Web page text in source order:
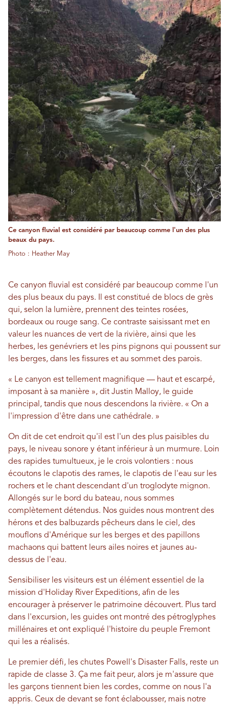
Ce canyon fluvial est considéré par beaucoup comme l'un des plus
beaux du pays.
Photo : Heather May
Ce canyon fluvial est considéré par beaucoup comme l'un
des plus beaux du pays. Il est constitué de blocs de grès
qui, selon la lumière, prennent des teintes rosées,
bordeaux ou rouge sang. Ce contraste saisissant met en
valeur les nuances de vert de la rivière, ainsi que les
herbes, les genévriers et les pins pignons qui poussent sur
les berges, dans les fissures et au sommet des parois.
« Le canyon est tellement magnifique — haut et escarpé,
imposant à sa manière », dit Justin Malloy, le guide
principal, tandis que nous descendons la rivière. « On a
l'impression d'être dans une cathédrale. »
On dit de cet endroit qu'il est l'un des plus paisibles du
pays, le niveau sonore y étant inférieur à un murmure. Loin
des rapides tumultueux, je le crois volontiers : nous
écoutons le clapotis des rames, le clapotis de l'eau sur les
rochers et le chant descendant d'un troglodyte mignon.
Allongés sur le bord du bateau, nous sommes
complètement détendus. Nos guides nous montrent des
hérons et des balbuzards pêcheurs dans le ciel, des
mouflons d'Amérique sur les berges et des papillons
machaons qui battent leurs ailes noires et jaunes au-
dessus de l'eau.
Sensibiliser les visiteurs est un élément essentiel de la
mission d'Holiday River Expeditions, afin de les
encourager à préserver le patrimoine découvert. Plus tard
dans l'excursion, les guides ont montré des pétroglyphes
millénaires et ont expliqué l'histoire du peuple Fremont
qui les a réalisés.
Le premier défi, les chutes Powell's Disaster Falls, reste un
rapide de classe 3. Ça me fait peur, alors je m'assure que
les garçons tiennent bien les cordes, comme on nous l'a
appris. Ceux de devant se font éclabousser, mais notre